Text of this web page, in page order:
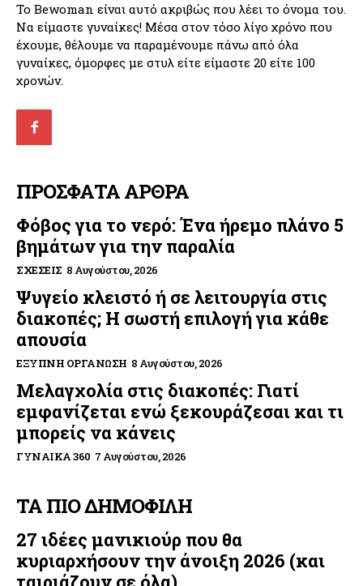
Το Bewoman είναι αυτό ακριβώς που λέει το όνομα του.
Να είμαστε γυναίκες! Μέσα στον τόσο λίγο χρόνο που
έχουμε, θέλουμε να παραμένουμε πάνω από όλα
γυναίκες, όμορφες με στυλ είτε είμαστε 20 είτε 100
χρονών.
ΠΡΟΣΦΑΤΑ ΑΡΘΡΑ
Φόβος για το νερό: Ένα ήρεμο πλάνο 5
βημάτων για την παραλία
ΣΧΈΣΕΙΣ 8 Αυγούστου, 2026
Ψυγείο κλειστό ή σε λειτουργία στις
διακοπές; Η σωστή επιλογή για κάθε
απουσία
ΈΞΥΠΝΗ ΟΡΓΆΝΩΣΗ 8 Αυγούστου, 2026
Μελαγχολία στις διακοπές: Γιατί
εμφανίζεται ενώ ξεκουράζεσαι και τι
μπορείς να κάνεις
ΓΥΝΑΊΚΑ 360 7 Αυγούστου, 2026
ΤΑ ΠΙΟ ΔΗΜΟΦΙΛΗ
27 ιδέες μανικιούρ που θα
κυριαρχήσουν την άνοιξη 2026 (και